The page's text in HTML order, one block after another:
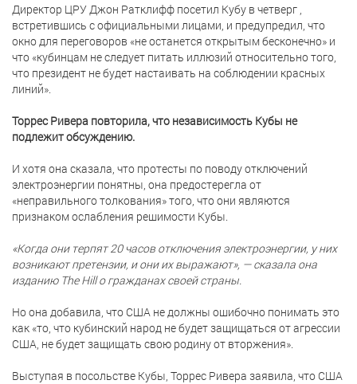
Директор ЦРУ Джон Ратклифф посетил Кубу в четверг ,
встретившись с официальными лицами, и предупредил, что
окно для переговоров «не останется открытым бесконечно» и
что «кубинцам не следует питать иллюзий относительно того,
что президент не будет настаивать на соблюдении красных
линий».
Торрес Ривера повторила, что независимость Кубы не
подлежит обсуждению.
И хотя она сказала, что протесты по поводу отключений
электроэнергии понятны, она предостерегла от
«неправильного толкования» того, что они являются
признаком ослабления решимости Кубы.
«Когда они терпят 20 часов отключения электроэнергии, у них
возникают претензии, и они их выражают», — сказала она
изданию The Hill о гражданах своей страны.
Но она добавила, что США не должны ошибочно понимать это
как «то, что кубинский народ не будет защищаться от агрессии
США, не будет защищать свою родину от вторжения».
Выступая в посольстве Кубы, Торрес Ривера заявила, что США